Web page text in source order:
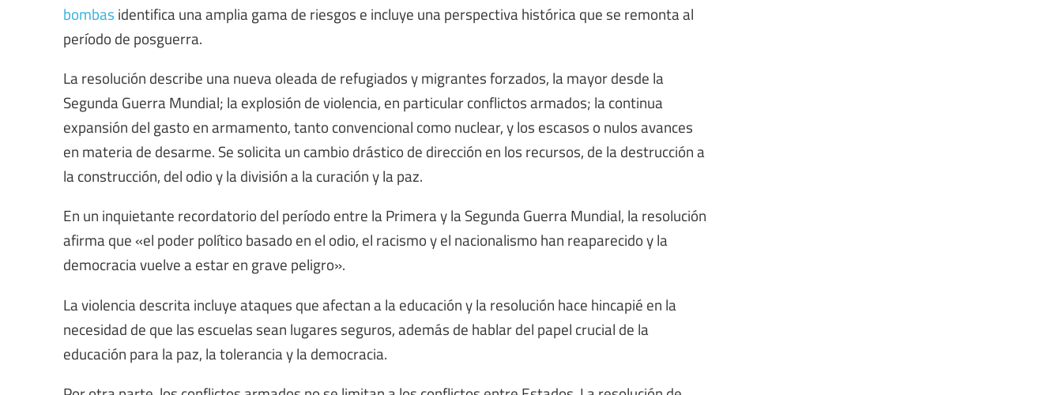
bombas identifica una amplia gama de riesgos e incluye una perspectiva histórica que se remonta al
período de posguerra.
La resolución describe una nueva oleada de refugiados y migrantes forzados, la mayor desde la
Segunda Guerra Mundial; la explosión de violencia, en particular conflictos armados; la continua
expansión del gasto en armamento, tanto convencional como nuclear, y los escasos o nulos avances
en materia de desarme. Se solicita un cambio drástico de dirección en los recursos, de la destrucción a
la construcción, del odio y la división a la curación y la paz.
En un inquietante recordatorio del período entre la Primera y la Segunda Guerra Mundial, la resolución
afirma que «el poder político basado en el odio, el racismo y el nacionalismo han reaparecido y la
democracia vuelve a estar en grave peligro».
La violencia descrita incluye ataques que afectan a la educación y la resolución hace hincapié en la
necesidad de que las escuelas sean lugares seguros, además de hablar del papel crucial de la
educación para la paz, la tolerancia y la democracia.